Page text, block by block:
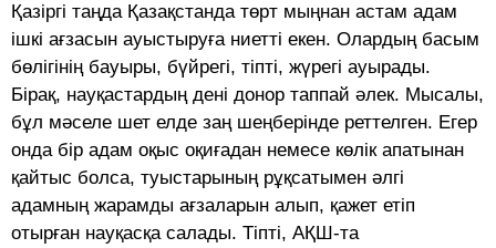
Қазіргі таңда Қазақстанда төрт мыңнан астам адам
ішкі ағзасын ауыстыруға ниетті екен. Олардың басым
бөлігінің бауыры, бүйрегі, тіпті, жүрегі ауырады.
Бірақ, науқастардың дені донор таппай әлек. Мысалы,
бұл мәселе шет елде заң шең­берінде реттелген. Егер
онда бір адам оқыс оқиғадан немесе көлік апатынан
қайтыс болса, туыстарының рұқсатымен әлгі
адамның жарамды ағзаларын алып, қажет етіп
отырған науқасқа салады. Тіпті, АҚШ-та